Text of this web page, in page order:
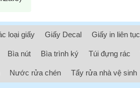
loại giấy Giấy Decal Giấy in liên tục
Bìa nút Bìa trình ký Túi đựng rác
Nước rửa chén Tẩy rửa nhà vệ sinh